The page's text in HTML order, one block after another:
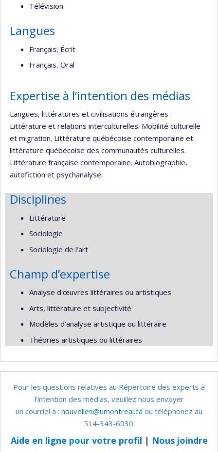
Télévision
Langues
Français, Écrit
Français, Oral
Expertise à l’intention des médias
Langues, littératures et civilisations étrangères :
Littérature et relations interculturelles. Mobilité culturelle
et migration. Littérature québécoise contemporaine et
littérature québécoise des communautés culturelles.
Littérature française contemporaine. Autobiographie,
autofiction et psychanalyse.
Disciplines
Littérature
Sociologie
Sociologie de l’art
Champ d’expertise
Analyse d'œuvres littéraires ou artistiques
Arts, littérature et subjectivité
Modèles d'analyse artistique ou littéraire
Théories artistiques ou littéraires
Pour les questions relatives au Répertoire des experts à
l’intention des médias, veuillez nous envoyer
un courriel à : nouvelles@umontreal.ca ou téléphonez au
514-343-6030.
Aide en ligne pour votre profil | Nous joindre